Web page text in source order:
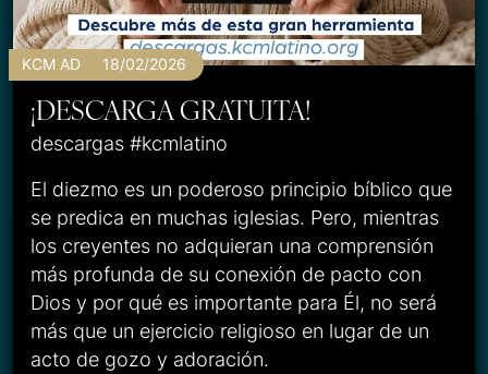
KCM AD 18/02/2026
¡DESCARGA GRATUITA!
descargas #kcmlatino
El diezmo es un poderoso principio bíblico que
se predica en muchas iglesias. Pero, mientras
los creyentes no adquieran una comprensión
más profunda de su conexión de pacto con
Dios y por qué es importante para Él, no será
más que un ejercicio religioso en lugar de un
acto de gozo y adoración.